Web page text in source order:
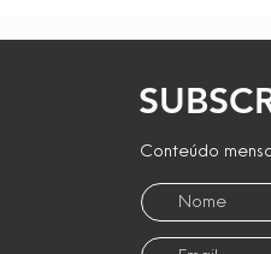
Conteúdo